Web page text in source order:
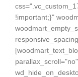
!important;}"